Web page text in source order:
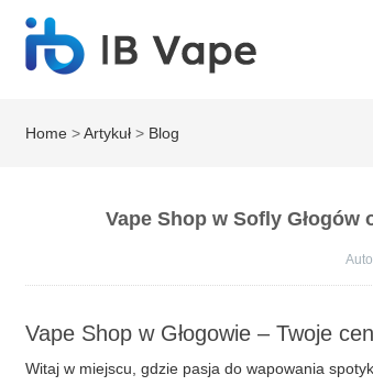
Home >Artykuł > Blog
Vape Shop w Sofly
Vape Shop w Głogowie – Twoje
Witaj w miejscu, gdzie pasja do wapowania